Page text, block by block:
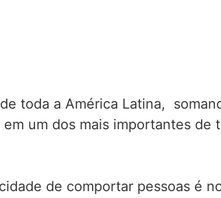
toda a América Latina,
um dos mais importantes
de comportar pessoas é